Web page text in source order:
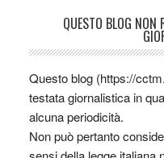
QUESTO BLOG NON
Questo blog (https://
testata giornalistica in
alcuna periodicità.
Non può pertanto